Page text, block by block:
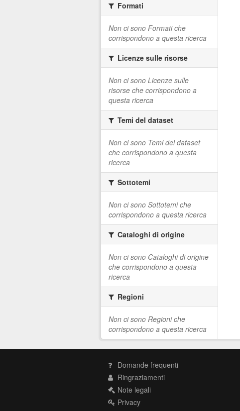
Formati
Non ci sono Formati che
corrispondono a questa ricerca
Licenze sulle risorse
Non ci sono Licenze sulle
risorse che corrispondono a
questa ricerca
Temi del dataset
Non ci sono Temi del dataset
che corrispondono a questa
ricerca
Sottotemi
Non ci sono Sottotemi che
corrispondono a questa ricerca
Cataloghi di origine
Non ci sono Cataloghi di origine
che corrispondono a questa
ricerca
Regioni
Non ci sono Regioni che
corrispondono a questa ricerca
Domande frequenti
Ringraziamenti
Note legali
Privacy